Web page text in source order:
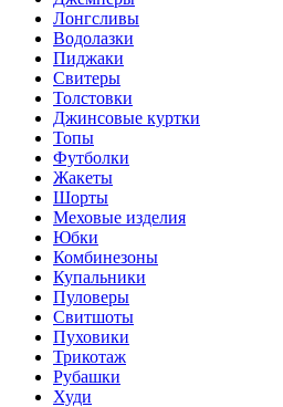
Лонгсливы
Водолазки
Пиджаки
Свитеры
Толстовки
Джинсовые куртки
Топы
Футболки
Жакеты
Шорты
Меховые изделия
Юбки
Комбинезоны
Купальники
Пуловеры
Свитшоты
Пуховики
Трикотаж
Рубашки
Худи